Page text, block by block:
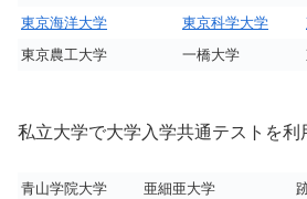
東京海洋大学
東京科学大学
東京農工大学
一橋大学
私立大学で大学入学共通テストを利
青山学院大学 亜細亜大学